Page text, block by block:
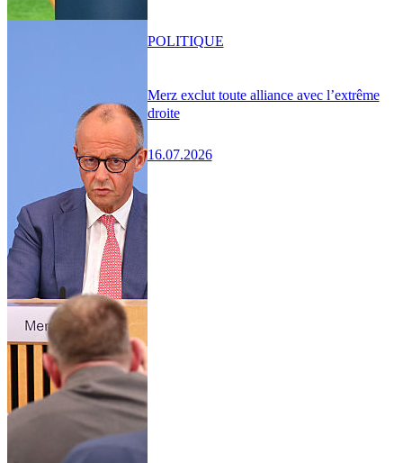
Merz exclut toute alliance avec l’extrême
droite
16.07.2026
POLITIQUE